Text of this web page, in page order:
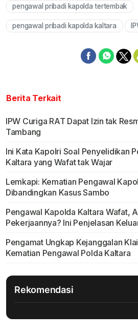
pengawal pribadi kapolda tertembak
pengawal pribadi kapolda kaltara
Berita Terkait
IPW Curiga RAT Dapat Izin tak
Tambang
Ini Kata Kapolri Soal Penyelidikan
Kaltara yang Wafat tak Wajar
Lemkapi: Kematian Pengawal
Dibandingkan Kasus Sambo
Pengawal Kapolda Kaltara Wafat,
Pekerjaannya? Ini Penjelasan
Pengamat Ungkap Kejanggalan
Kematian Pengawal Polda Kaltara
Rekomendasi